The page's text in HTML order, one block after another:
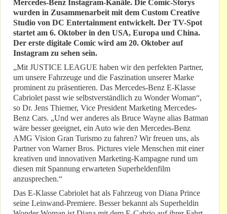
Mercedes-Benz Instagram-Kanäle. Die Comic-Storys
wurden in Zusammenarbeit mit dem Custom Creative
Studio von DC Entertainment entwickelt. Der TV-Spot
startet am 6. Oktober in den USA, Europa und China.
Der erste digitale Comic wird am 20. Oktober auf
Instagram zu sehen sein.
„Mit JUSTICE LEAGUE haben wir den perfekten Partner,
um unsere Fahrzeuge und die Faszination unserer Marke
prominent zu präsentieren. Das Mercedes-Benz E-Klasse
Cabriolet passt wie selbstverständlich zu Wonder Woman“,
so Dr. Jens Thiemer, Vice President Marketing Mercedes-
Benz Cars. „Und wer anderes als Bruce Wayne alias Batman
wäre besser geeignet, ein Auto wie den Mercedes-Benz
AMG Vision Gran Turismo zu fahren? Wir freuen uns, als
Partner von Warner Bros. Pictures viele Menschen mit einer
kreativen und innovativen Marketing-Kampagne rund um
diesen mit Spannung erwarteten Superheldenfilm
anzusprechen.“
Das E-Klasse Cabriolet hat als Fahrzeug von Diana Prince
seine Leinwand-Premiere. Besser bekannt als Superheldin